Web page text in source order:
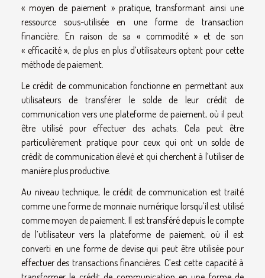
« moyen de paiement » pratique, transformant ainsi une
ressource sous-utilisée en une forme de transaction
financière. En raison de sa « commodité » et de son
« efficacité », de plus en plus d’utilisateurs optent pour cette
méthode de paiement.
Le crédit de communication fonctionne en permettant aux
utilisateurs de transférer le solde de leur crédit de
communication vers une plateforme de paiement, où il peut
être utilisé pour effectuer des achats. Cela peut être
particulièrement pratique pour ceux qui ont un solde de
crédit de communication élevé et qui cherchent à l’utiliser de
manière plus productive.
Au niveau technique, le crédit de communication est traité
comme une forme de monnaie numérique lorsqu’il est utilisé
comme moyen de paiement. Il est transféré depuis le compte
de l’utilisateur vers la plateforme de paiement, où il est
converti en une forme de devise qui peut être utilisée pour
effectuer des transactions financières. C’est cette capacité à